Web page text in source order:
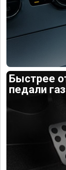
Быстрее
педали